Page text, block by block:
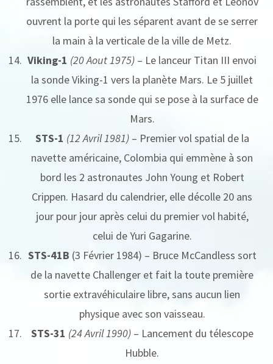
ouvrent la porte qui les séparent avant de se serrer
la main à la verticale de la ville de Metz.
Viking-1 (20 Aout 1975) – Le lanceur Titan III envoi
la sonde Viking-1 vers la planète Mars. Le 5 juillet
1976 elle lance sa sonde qui se pose à la surface de
Mars.
STS-1 (12 Avril 1981)– Premier vol spatial de la
navette américaine, Colombia qui emmène à son
bord les 2 astronautes John Young et Robert
Crippen. Hasard du calendrier, elle décolle 20 ans
jour pour jour après celui du premier vol habité,
celui de Yuri Gagarine.
STS-41B (3 Février 1984) – Bruce McCandless sort
de la navette Challenger et fait la toute première
sortie extravéhiculaire libre, sans aucun lien
physique avec son vaisseau.
STS-31 (24 Avril 1990)– Lancement du télescope
Hubble.